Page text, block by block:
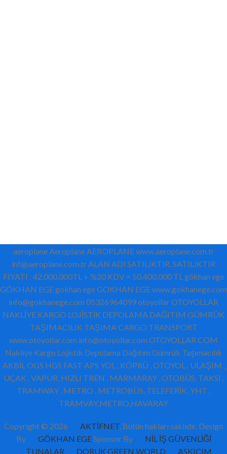
aeroplane Aeroplane AEROPLANE www.aeroplane.com.tr
inf@aeroplane.com.tr ALAN ADI SATILIKTIR. SATILIKTIR
FIYATI : 42.000.000TL + %20 KDV = 50.400.000 TL gökhan ege
GÖKHAN EGE gokhan ege GOKHAN EGE www.gokhanege.com
info@gokhanege.com 05326964099 otoyollar OTOYOLLAR
NAKLİYE KARGO LOJİSTİK DEPOLAMA DAĞITIM GÜMRÜK
TAŞIMACILIK TAŞIMA CARGO TRANSPORT
www.otoyollar.com info@otoyollar.com OTOYOLLAR COM
Nakliye Kargo Lojistik Depolama Dağıtım Gümrük Taşımacılık
AKBİL OGS HGS FAST APS YOL , KÖPRÜ , OTOYOL , ULAŞIM ,
UÇAK , VAPUR, HIZLI TREN , MARMARAY , OTOBÜS, TAKSİ ,
TRAMWAY , METRO , METROBÜS, TELEFERİK, YHT ,
TRAMVAY,METRO,HAVARAY
Copyright © 2026 AKTİFNET , Bütün hakları saklıdır. Design
By
GÖKHAN EGESponsor By
NİL İŞ GÜVENLİĞİ
TUNALAR
DORUK GREEN WORLD
ASKICIM